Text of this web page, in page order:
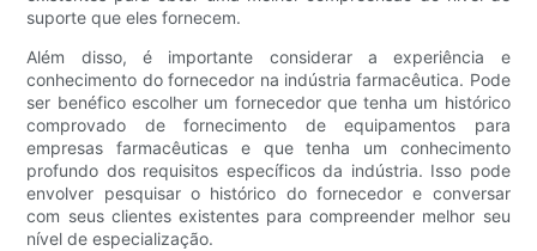
suporte que eles fornecem.
Além disso, é importante considerar a experiência e
conhecimento do fornecedor na indústria farmacêutica. Pode
ser benéfico escolher um fornecedor que tenha um histórico
comprovado de fornecimento de equipamentos para
empresas farmacêuticas e que tenha um conhecimento
profundo dos requisitos específicos da indústria. Isso pode
envolver pesquisar o histórico do fornecedor e conversar
com seus clientes existentes para compreender melhor seu
nível de especialização.